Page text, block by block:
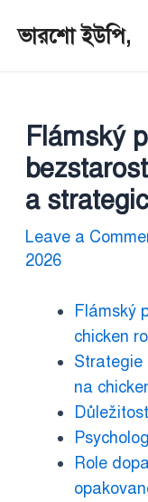
ভারশো ইউপি,
Flámský
a
Leave a
2026
Flámský
chicken
Strategie
na
Role